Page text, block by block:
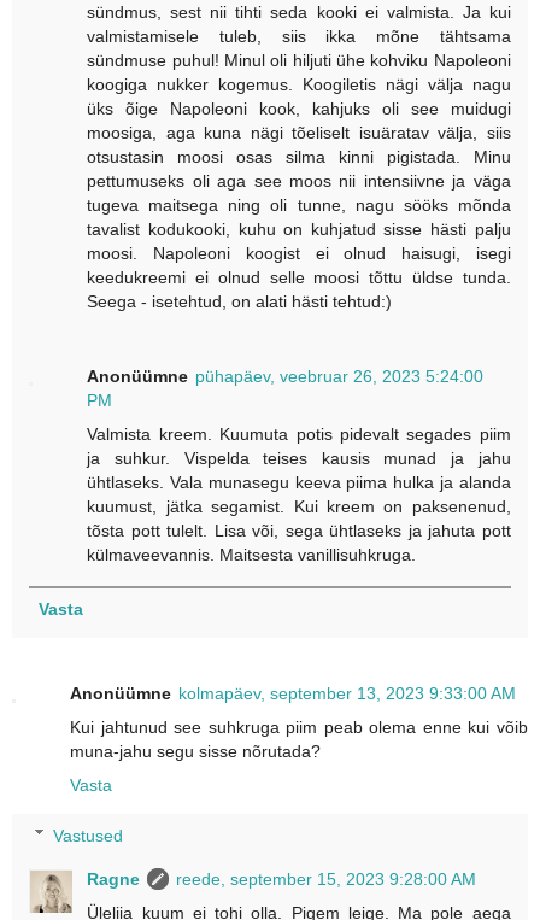
sündmus, sest nii tihti seda kooki ei valmista. Ja kui
valmistamisele tuleb, siis ikka mõne tähtsama
sündmuse puhul! Minul oli hiljuti ühe kohviku Napoleoni
koogiga nukker kogemus. Koogiletis nägi välja nagu
üks õige Napoleoni kook, kahjuks oli see muidugi
moosiga, aga kuna nägi tõeliselt isuäratav välja, siis
otsustasin moosi osas silma kinni pigistada. Minu
pettumuseks oli aga see moos nii intensiivne ja väga
tugeva maitsega ning oli tunne, nagu sööks mõnda
tavalist kodukooki, kuhu on kuhjatud sisse hästi palju
moosi. Napoleoni koogist ei olnud haisugi, isegi
keedukreemi ei olnud selle moosi tõttu üldse tunda.
Seega - isetehtud, on alati hästi tehtud:)
Anonüümne pühapäev, veebruar 26, 2023 5:24:00
PM
Valmista kreem. Kuumuta potis pidevalt segades piim
ja suhkur. Vispelda teises kausis munad ja jahu
ühtlaseks. Vala munasegu keeva piima hulka ja alanda
kuumust, jätka segamist. Kui kreem on paksenenud,
tõsta pott tulelt. Lisa või, sega ühtlaseks ja jahuta pott
külmaveevannis. Maitsesta vanillisuhkruga.
Vasta
Anonüümne kolmapäev, september 13, 2023 9:33:00 AM
Kui jahtunud see suhkruga piim peab olema enne kui võib
muna-jahu segu sisse nõrutada?
Vasta
Vastused
Ragne
reede, september 15, 2023 9:28:00 AM
Üleliia kuum ei tohi olla. Pigem leige. Ma pole aega